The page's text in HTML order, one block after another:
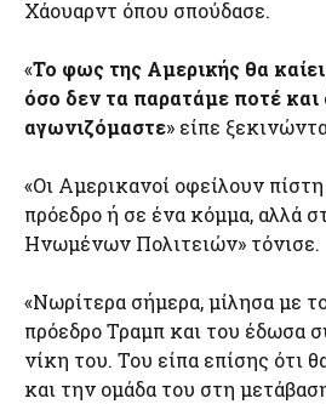
Χάουαρντ όπου σπούδασε.
«Το φως της Αμερικής θα
όσο δεν τα παρατάμε ποτέ
αγωνιζόμαστε» είπε
«Οι Αμερικανοί οφείλουν
πρόεδρο ή σε ένα κόμμα, αλλά
Ηνωμένων Πολιτειών» τόνισε.
«Νωρίτερα σήμερα, μίλησα με
πρόεδρο Τραμπ και του έδωσα
νίκη του. Του είπα επίσης ότι
και την ομάδα του στη